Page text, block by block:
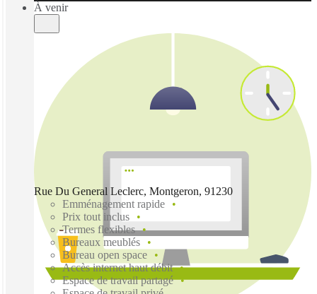
À venir
Rue Du General Leclerc, Montgeron, 91230
Emménagement rapide
Prix tout inclus
Termes flexibles
Bureaux meublés
Bureau open space
Accès internet haut débit
Espace de travail partagé